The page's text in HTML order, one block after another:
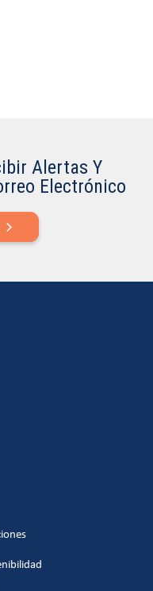
Alertas Y
Electrónico